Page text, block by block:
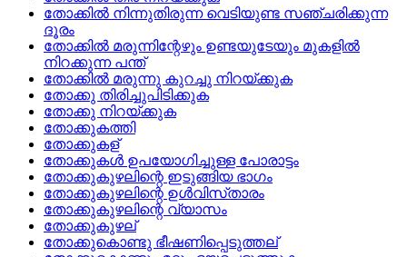
തോക്കില്‍ നിന്നുതിരുന്ന വെടിയുണ്ട സഞ്ചരിക്കുന്ന
ദൂരം
തോക്കില്‍ മരുന്നിന്റേഴും ഉണ്ടയുടേയും മുകളില്‍
നിറക്കുന്ന പന്ത്
തോക്കില്‍ മരുന്നു കുറച്ചു നിറയ്‌ക്കുക
തോക്കു തിരിച്ചുപിടിക്കുക
തോക്കു നിറയ്‌ക്കുക
തോക്കുകത്തി
തോക്കുകള്
തോക്കുകള്‍ ഉപയോഗിച്ചുള്ള പോരാട്ടം
തോക്കുകുഴലിന്റെ ഇടുങ്ങിയ ഭാഗം
തോക്കുകുഴലിന്റെ ഉള്‍വിസ്‌താരം
തോക്കുകുഴലിന്റെ വ്യാസം
തോക്കുകുഴല്
തോക്കുകൊണ്ടു ഭീഷണിപ്പെടുത്തല്